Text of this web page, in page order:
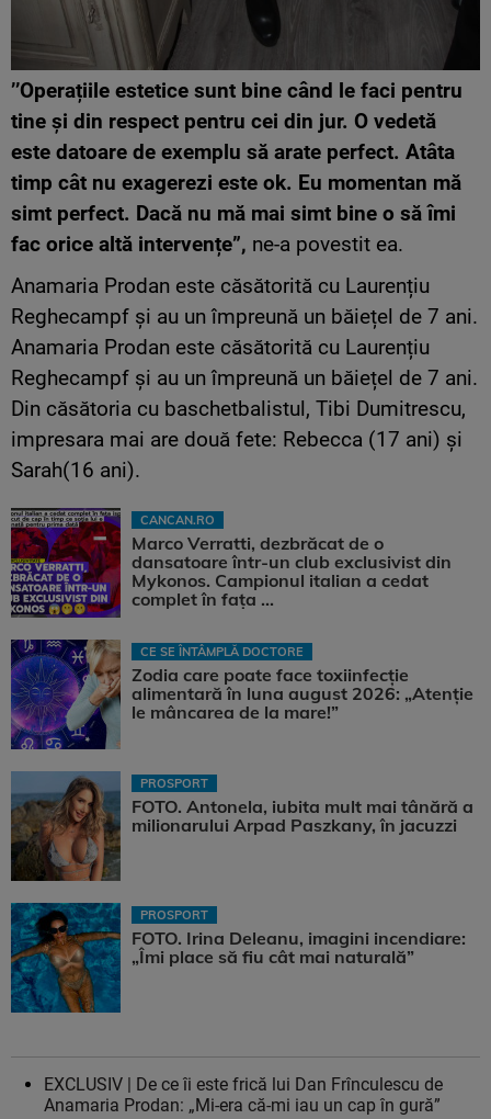
’’Operațiile estetice sunt bine când le faci pentru
tine și din respect pentru cei din jur. O vedetă
este datoare de exemplu să arate perfect. Atâta
timp cât nu exagerezi este ok. Eu momentan mă
simt perfect. Dacă nu mă mai simt bine o să îmi
fac orice altă intervențe”, ne-a povestit ea.
Anamaria Prodan este căsătorită cu Laurențiu
Reghecampf și au un împreună un băiețel de 7 ani.
Anamaria Prodan este căsătorită cu Laurențiu
Reghecampf și au un împreună un băiețel de 7 ani.
Din căsătoria cu baschetbalistul, Tibi Dumitrescu,
impresara mai are două fete: Rebecca (17 ani) și
Sarah(16 ani).
CANCAN.RO
Marco Verratti, dezbrăcat de o
dansatoare într-un club exclusivist din
Mykonos. Campionul italian a cedat
complet în fața ...
CE SE ÎNTÂMPLĂ DOCTORE
Zodia care poate face toxiinfecție
alimentară în luna august 2026: „Atenție
le mâncarea de la mare!”
PROSPORT
FOTO. Antonela, iubita mult mai tânără a
milionarului Arpad Paszkany, în jacuzzi
PROSPORT
FOTO. Irina Deleanu, imagini incendiare:
„Îmi place să fiu cât mai naturală”
EXCLUSIV | De ce îi este frică lui Dan Frînculescu de
Anamaria Prodan: „Mi-era că-mi iau un cap în gură”